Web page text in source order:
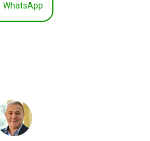
WhatsApp